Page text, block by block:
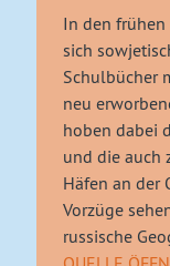
In den
sich
Schulbücher
neu
hoben dabei
und die auch
Häfen an der
Vorzüge
russische